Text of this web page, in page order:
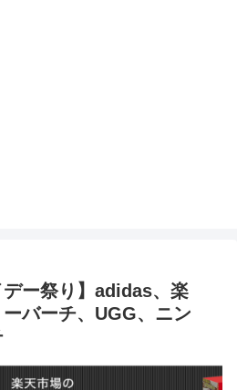
デー祭り】adidas、楽
バーチ、UGG、ニン